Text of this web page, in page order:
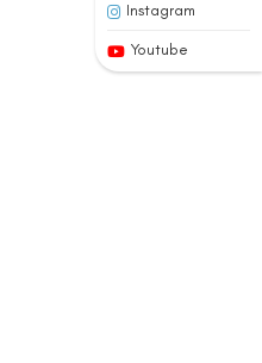
Instagram
Youtube